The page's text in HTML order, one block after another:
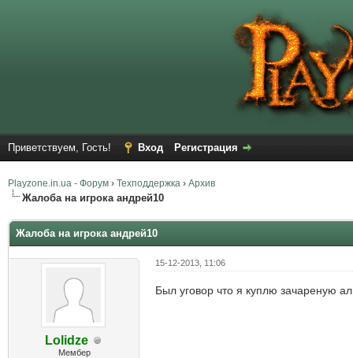
Приветствуем, Гость! Вход Регистрация
Playzone.in.ua - Форум › Техподдержка › Архив
Жалоба на игрока андрей10
Жалоба на игрока андрей10
Lolidze
Мембер
15-12-2013, 11:06
Был уговор что я куплю зачареную